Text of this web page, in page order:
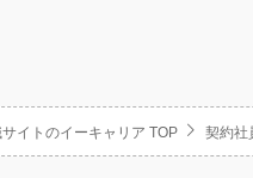
イトのイーキャリア TOP 契約社